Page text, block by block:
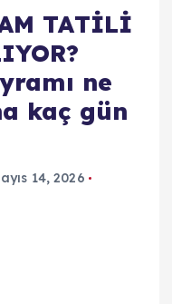
TATİLİ
ne
kaç gün
14, 2026